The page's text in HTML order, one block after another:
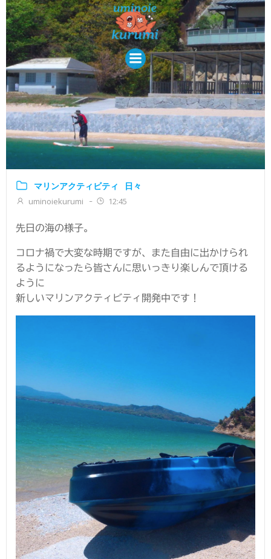
コ
ン
テ
ン
ツ
へ
ス
キ
ッ
プ
マリンアクティビティ 日々
uminoiekurumi - 12:45
先日の海の様子。
コロナ禍で大変な時期ですが、また自由に出かけられ
るようになったら皆さんに思いっきり楽しんで頂ける
ように
新しいマリンアクティビティ開発中です！